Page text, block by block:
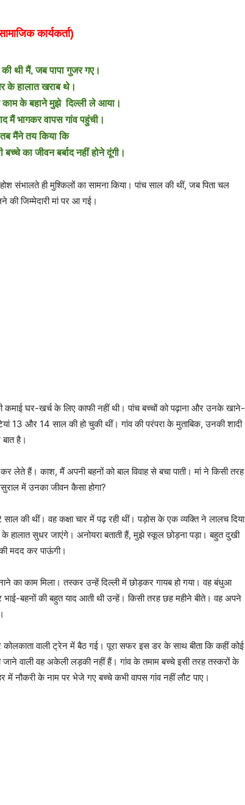
कार्यकर्ता)
थी मैं,जब पापा गुजर गए।
के हालात खराब थे।
के बहाने मुझे दिल्ली ले आया।
मैं भागकर वापस गांव पहुंची।
तब मैंने तय किया कि
का जीवन बर्बाद नहीं होने दूंगी।
संभालते ही मुश्किलों का सामना किया। पांच साल की थीं, जब पिता चल
की जिम्मेदारी मां पर आ गई।
घर-खर्च के लिए काफी नहीं थी। पांच बच्चों को पढ़ाना और उनके खाने-
13 और 14 साल की हो चुकी थीं। गांव की परंपरा के मुताबिक, उनकी शादी
है।
लेते हैं। काश, मैं अपनी बहनों को बाल विवाह से बचा पाती। मां ने किसी तरह
में उनका जीवन कैसा होगा?
की थीं। वह कक्षा चार में पढ़ रही थीं। पड़ोस के एक व्यक्ति ने लालच दिया
सुधर जाएंगे। अनोयरा बताती हैं, मुझे स्कूल छोड़ना पड़ा। बहुत दुखी
मदद कर पाऊंगी।
का काम मिला। तस्कर उन्हें दिल्ली में छोड़कर गायब हो गया। वह बंधुआ
बहनों की बहुत याद आती थी उन्हें। किसी तरह छह महीने बीते। वह अपने
वाली ट्रेन में बैठ गई। पूरा सफर इस डर के साथ बीता कि कहीं कोई
वाली वह अकेली लड़की नहीं हैं। गांव के तमाम बच्चे इसी तरह तस्करों के
नौकरी के नाम पर भेजे गए बच्चे कभी वापस गांव नहीं लौट पाए।